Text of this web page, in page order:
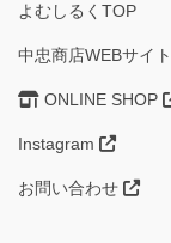
よむしるくTOP
中忠商店WEBサイト
ONLINE SHOP
Instagram
お問い合わせ